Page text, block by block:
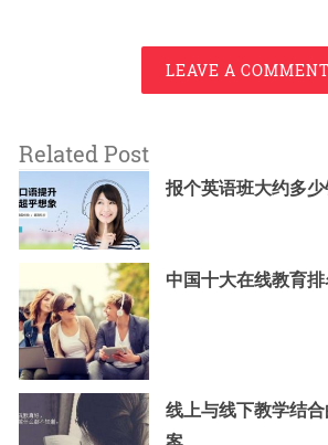
LEAVE A COMMENT
Related Post
报个英语班大约多
中国十大在线教育排
线上与线下教学结